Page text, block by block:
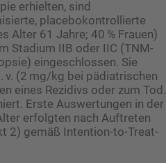
erhielten, sind
placebokontrollierte
Alter 61 Jahre; 40 % Frauen)
Stadium IIB oder IIC (TNM-
eingeschlossen. Sie
(2 mg/kg bei pädiatrischen
eines Rezidivs oder zum Tod.
Erste Auswertungen in der
erfolgten nach Auftreten
2) gemäß Intention-to-Treat-